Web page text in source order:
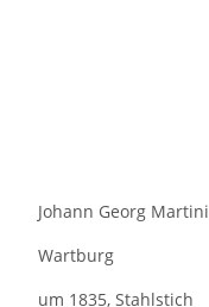
Johann Georg Martini
Wartburg
um 1835, Stahlstich